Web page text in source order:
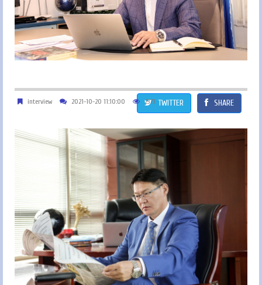
interview 2021-10-20 11:10:00 2373 SHARE
TWITTER